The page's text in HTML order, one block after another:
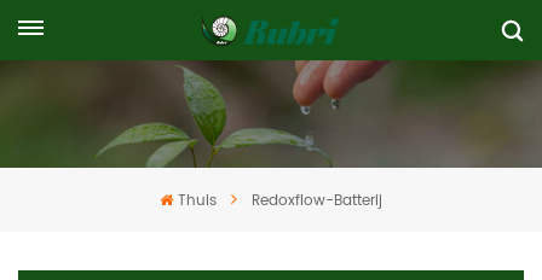
Thuis Redoxflow-Batterij